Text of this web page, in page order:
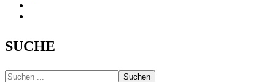
SUCHE
Suchen